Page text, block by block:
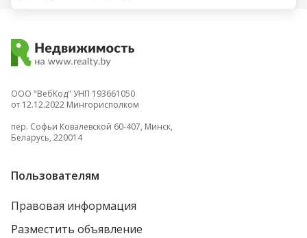
ООО "ВебКод" УНП 193661050
от 12.12.2022 Мингорисполком
пер. Софьи Ковалевской 60-407, Минск,
Беларусь, 220014
Пользователям
Правовая информация
Разместить объявление